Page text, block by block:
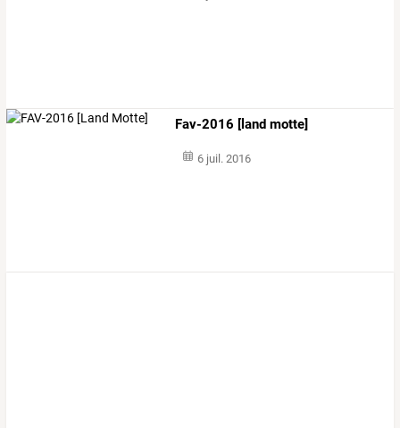
Fav-2016 [land motte]
6 juil. 2016